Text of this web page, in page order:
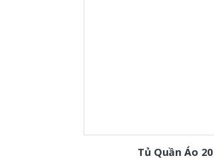
Tủ Quần Áo 20